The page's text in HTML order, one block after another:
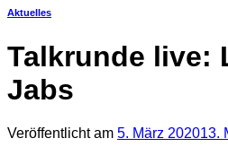
Aktuelles
Talkrunde live:
Jabs
Veröffentlicht am 5. März 202013.